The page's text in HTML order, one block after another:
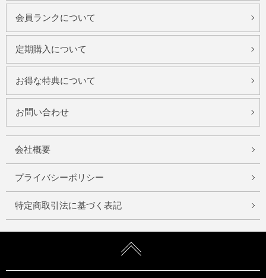
会員ランクについて
定期購入について
お得な特典について
お問い合わせ
会社概要
プライバシーポリシー
特定商取引法に基づく表記